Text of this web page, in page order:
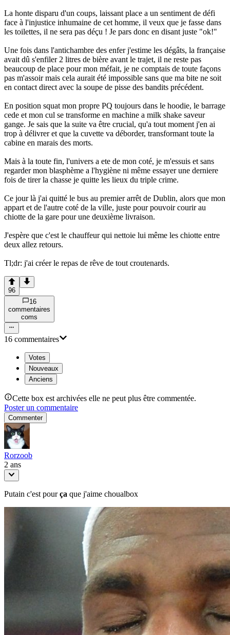
La honte disparu d'un coups, laissant place a un sentiment de défi
face à l'injustice inhumaine de cet homme, il veux que je fasse dans
les toilettes, il ne sera pas déçu ! Je pars donc en disant juste "ok!"
Une fois dans l'antichambre des enfer j'estime les dégâts, la française
avait dû s'enfiler 2 litres de bière avant le trajet, il ne reste pas
beaucoup de place pour mon méfait, je ne comptais de toute façons
pas m'assoir mais cela aurait été impossible sans que ma bite ne soit
en contact direct avec la soupe de pisse des bandits précédent.
En position squat mon propre PQ toujours dans le hoodie, le barrage
cede et mon cul se transforme en machine a milk shake saveur
gange. Je sais que la suite va être crucial, qu'a tout moment j'en ai
trop à délivrer et que la cuvette va déborder, transformant toute la
cabine en marais des morts.
Mais à la toute fin, l'univers a ete de mon coté, je m'essuis et sans
regarder mon blasphème a l'hygiène ni même essayer une derniere
fois de tirer la chasse je quitte les lieux du triple crime.
Ce jour là j'ai quitté le bus au premier arrêt de Dublin, alors que mon
appart et de l'autre coté de la ville, juste pour pouvoir courir au
chiotte de la gare pour une deuxième livraison.
J'espère que c'est le chauffeur qui nettoie lui même les chiotte entre
deux allez retours.
Tl;dr: j'ai créer le repas de rêve de tout croutenards.
96
16
commentaires
coms
16 commentaires
Votes
Nouveaux
Anciens
Cette box est archivées elle ne peut plus être commentée.
Poster un commentaire
Commenter
Rorzoob
2 ans
Putain c'est pourça que j'aime choualbox